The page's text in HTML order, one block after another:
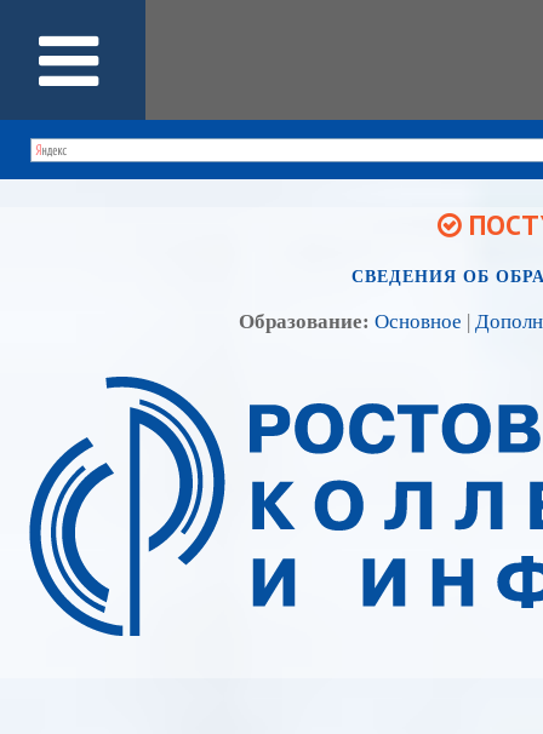
СВЕДЕНИЯ ОБ
Образование: Основное |